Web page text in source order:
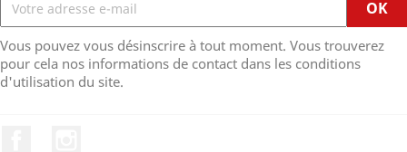
Vous pouvez vous désinscrire à tout moment. Vous trouverez
pour cela nos informations de contact dans les conditions
d'utilisation du site.